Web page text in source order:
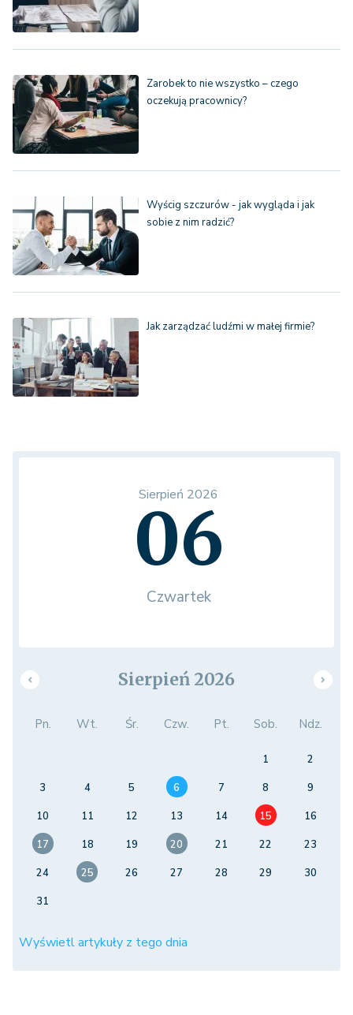
Zarobek to nie wszystko – czego
oczekują pracownicy?
Wyścig szczurów - jak wygląda i jak
sobie z nim radzić?
Jak zarządzać ludźmi w małej firmie?
Sierpień 2026
06
Czwartek
Sierpień 2026
Pn. Wt. Śr. Czw. Pt. Sob. Ndz.
1
2
3
4 5 6 7 8
9
10
11 12 13 14 15
16
17
18 19 20 21 22
23
24
25 26 27 28 29
30
31
Wyświetl artykuły z tego dnia